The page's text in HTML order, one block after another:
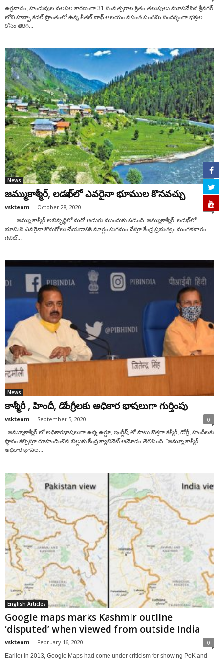
ఉగ్రవాదం, హిందువుల వలసల కారణంగా 31 సంవత్సరాల క్రితం తలుపులు మూసివేసిన శ్రీనగర్
లోని హబ్బా కదల్ ప్రాంతంలో ఉన్న శీతల్ నాథ్‌ ఆలయం వ‌సంత‌ పంచమి సందర్భంగా భక్తుల
కోసం తిరిగి...
News
జ‌మ్ముకాశ్మీర్‌, ల‌డ‌ఖ్‌లో ఎవ‌రైనా భూముల కొన‌వ‌చ్చు
vskteam - October 28, 2020 0
జ‌మ్ము కాశ్మీర్ అభివృద్ధిలో మ‌రో అడుగు ముందుకు ప‌డింది. జమ్ముకాశ్మీర్‌, ల‌డ‌ఖ్‌లో
భూమిని ఎవరైనా కొనుగోలు చేయ‌డానికి మార్గం సుగ‌మం చేస్తూ కేంద్ర ప్ర‌భుత్వం మంగ‌ళ‌వారం
గెజిట్...
News
కాశ్మీరీ , హిందీ, డోంగ్రీలకు అధికార భాషలుగా గుర్తింపు
vskteam - September 5, 2020 0
జమ్మూకాశ్మీర్ లో అధికారభాషలుగా ఉన్న ఉర్దూ, ఇంగ్లీష్ తో పాటు కొత్తగా కశ్మీరీ, డోగ్రీ, హిందీలకు
స్థానం కల్పిస్తూ రూపొందించిన బిల్లుకు కేంద్ర క్యాబినెట్ ఆమోదం తెలిపింది. "జమ్మూ కాశ్మీర్
అధికార భాషల...
English Articles
Google maps marks Kashmir outline
‘disputed’ when viewed from outside India
vskteam - February 16, 2020 0
Earlier in 2013, Google Maps had come under criticism for showing PoK and